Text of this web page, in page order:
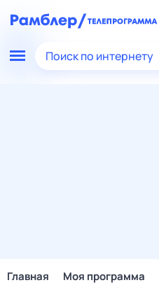
Поиск по интернету
Главная Моя программа